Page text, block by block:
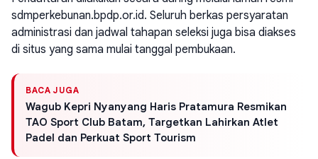
sdmperkebunan.bpdp.or.id. Seluruh berkas persyaratan
administrasi dan jadwal tahapan seleksi juga bisa diakses
di situs yang sama mulai tanggal pembukaan.
BACA JUGA
Wagub Kepri Nyanyang Haris Pratamura Resmikan
TAO Sport Club Batam, Targetkan Lahirkan Atlet
Padel dan Perkuat Sport Tourism